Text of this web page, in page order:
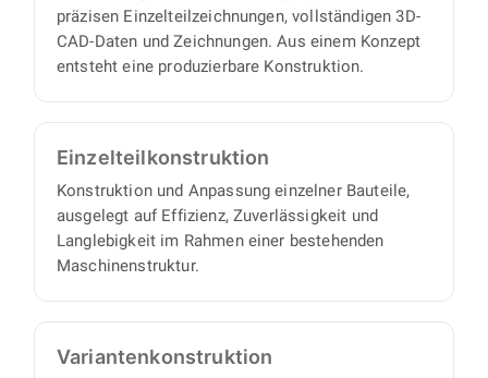
eigenverantwortlich und liefern einen
vollständigen Satz an Konstruktionsunterlagen,
mit minimalem Abstimmungs- und
Aufsichtsaufwand auf Ihrer Seite.
präzisen Einzelteilzeichnungen, vollständigen 3D-
CAD-Daten und Zeichnungen. Aus einem Konzept
entsteht eine produzierbare Konstruktion.
Einzelteil­konstruktion
Konstruktion und Anpassung einzelner Bauteile,
ausgelegt auf Effizienz, Zuverlässigkeit und
Langlebigkeit im Rahmen einer bestehenden
Maschinenstruktur.
Varianten­konstruktion